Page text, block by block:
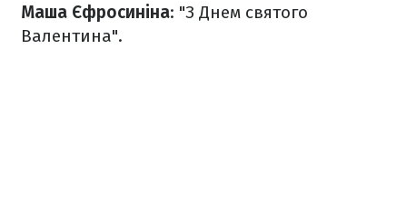
Маша Єфросиніна: "З Днем святого
Валентина".